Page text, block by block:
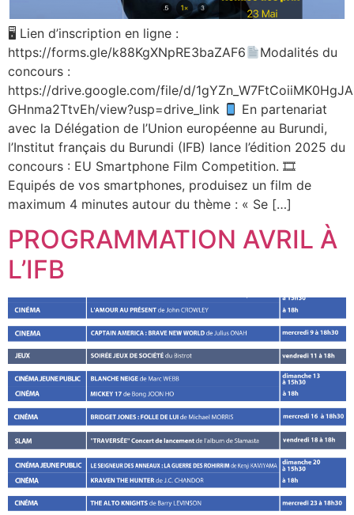
🖥 Lien d’inscription en ligne :
https://forms.gle/k88KgXNpRE3baZAF6
Modalités du
concours :
https://drive.google.com/file/d/
GHnma2TtvEh/view?usp=drive_link
En partenariat
avec la Délégation de l’Union européenne au Burundi,
l’Institut français du Burundi (IFB) lance l’édition 2025 du
concours : EU Smartphone Film Competition. 🎞
Equipés de vos smartphones, produisez un film de
maximum 4 minutes autour du thème : « Se […]
PROGRAMMATION AVRIL À
L’IFB